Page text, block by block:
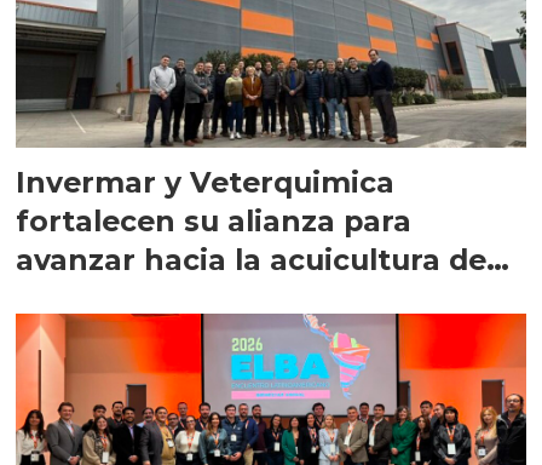
Invermar y Veterquimica
fortalecen su alianza para
avanzar hacia la acuicultura de